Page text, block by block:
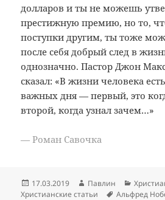
долларов и ты не можешь
престижную премию, но то,
поступки другим, ты тоже
после себя добрый след в
однозначно. Пастор Джон
сказал: «В жизни человека
важных дня — первый, это
второй, когда узнал зачем…»
— Роман Савочка
Опубликовано
17.03.2019 Автор
Павлин Рубрики
Христианские статьи
Метки
Альфред